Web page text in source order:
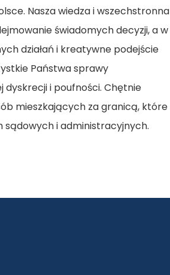
Nasza wiedza i wszechstronna
świadomych decyzji, a w
działań i kreatywne podejście
Państwa sprawy
dyskrecji i poufności. Chętnie
mieszkających za granicą, które
i administracyjnych.